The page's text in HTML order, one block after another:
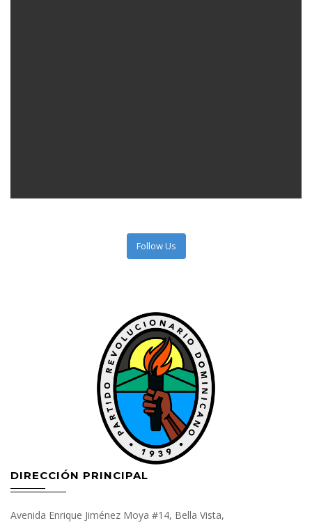
Follow Us
DIRECCIÓN PRINCIPAL
Avenida Enrique Jiménez Moya #14, Bella Vista,